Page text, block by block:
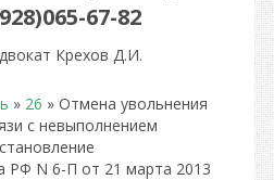
67-82
Крехов Д.И.
» 26 » Отмена увольнения
с невыполнением
РФ N 6-П от 21 марта 2013